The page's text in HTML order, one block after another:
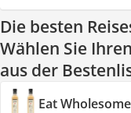
Die besten
Wählen Sie
aus der
Eat